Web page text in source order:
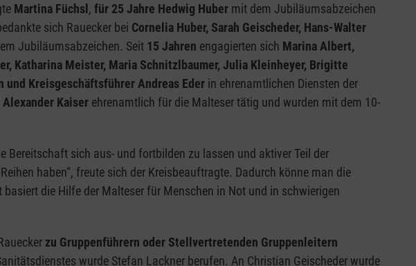
Martina Füchsl , für 25 Jahre Hedwig Hubermit dem Jubiläumsabzeichen
sich Rauecker bei Cornelia Huber, Sarah Geischeder, Hans-Walter
Jubiläumsabzeichen. Seit 15 Jahren engagierten sich Marina Albert,
Katharina Meister, Maria Schnitzlbaumer, Julia Kleinheyer, Brigitte
und Kreisgeschäftsführer Andreas Eder in ehrenamtlichen Diensten der
Kaiser ehrenamtlich für die Malteser tätig und wurden mit dem 10-
Bereitschaft sich aus- und fortbilden zu lassen und aktiver Teil der
haben“, freute sich der Kreisbeauftragte. Dadurch könne man die
die Hilfe der Malteser für Menschen in Not und in schwierigen
zu Gruppenführern oder Stellvertretenden Gruppenleitern
wurde Stefan Lackner berufen. An Christian Geischeder wurde